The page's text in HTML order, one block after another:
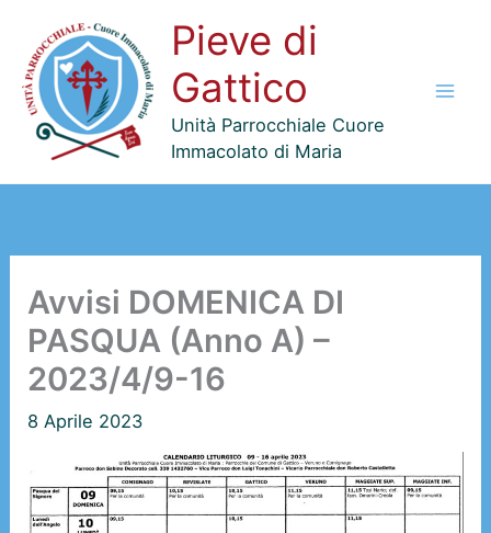
contenuto
Pieve di
Gattico
Unità Parrocchiale Cuore
Immacolato di Maria
Avvisi DOMENICA DI
PASQUA (Anno A) –
2023/4/9-16
8 Aprile 2023